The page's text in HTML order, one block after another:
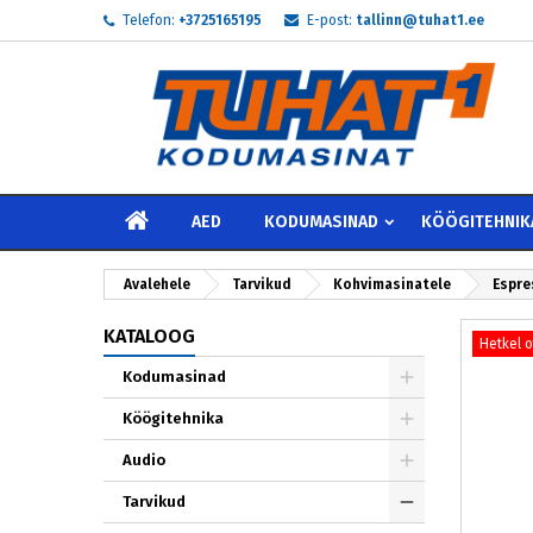
Telefon: +3725165195 E-post: tallinn@tuhat1.ee
AVALEHELE
AED KODUMASINAD
Avalehele Tarvikud Kohvimasinatele
KATALOOG
Kodumasinad
Köögitehnika
Audio
Tarvikud
Hetkel